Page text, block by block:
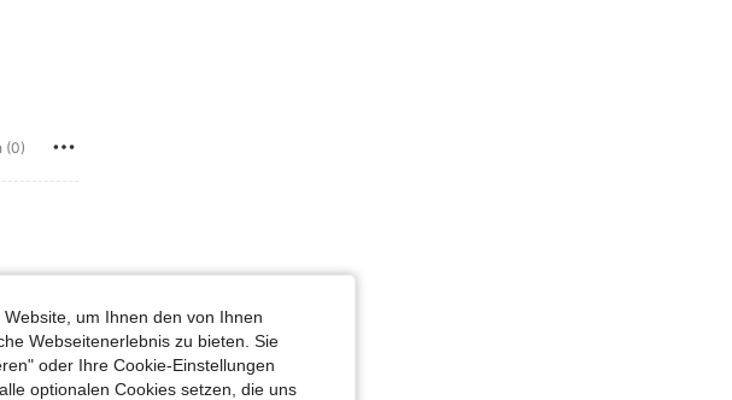
(0)
um Ihnen den von Ihnen
Webseitenerlebnis zu bieten. Sie
oder Ihre Cookie-Einstellungen
optionalen Cookies setzen, die uns